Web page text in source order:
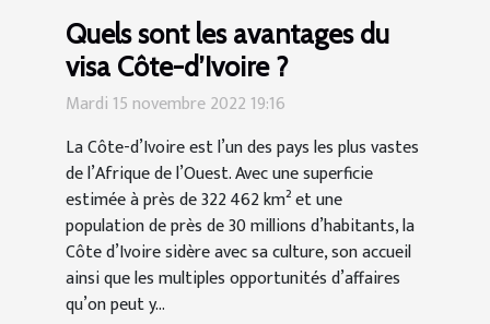
Quels sont les avantages du
visa Côte-d’Ivoire ?
Mardi 15 novembre 2022 19:16
La Côte-d’Ivoire est l’un des pays les plus vastes
de l’Afrique de l’Ouest. Avec une superficie
estimée à près de 322 462 km² et une
population de près de 30 millions d’habitants, la
Côte d’Ivoire sidère avec sa culture, son accueil
ainsi que les multiples opportunités d’affaires
qu’on peut y...